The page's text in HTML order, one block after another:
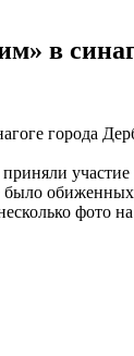
в
города
участие
было
фото на